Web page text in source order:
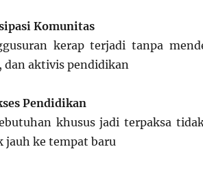
Komunitas
kerap terjadi tanpa
dan aktivis pendidikan
Pendidikan
khusus jadi terpaksa
jauh ke tempat baru